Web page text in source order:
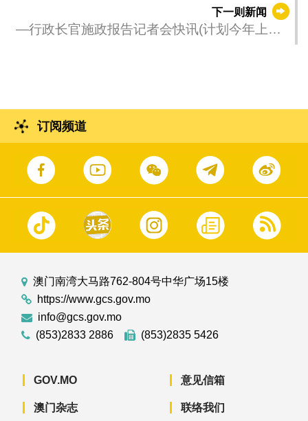
下一则新闻
—行政长官施政报告记者会快讯(计划今年上半
订阅频道
澳门南湾大马路762-804号中华广场15楼
https://www.gcs.gov.mo
info@gcs.gov.mo
(853)2833 2886
(853)2835 5426
GOV.MO
澳门杂志
意见信箱
联络我们